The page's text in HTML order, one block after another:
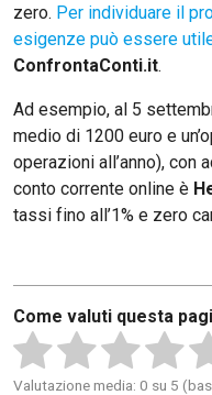
zero. Per individuare il
esigenze può essere
ConfrontaConti.it.
Ad esempio, al 5
medio di 1200 euro e
operazioni all’anno),
conto corrente online è
tassi fino all’1% e zero
Come valuti questa
Valutazione media: 0 su 5